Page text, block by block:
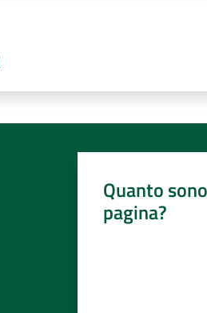
Quanto
pagina?